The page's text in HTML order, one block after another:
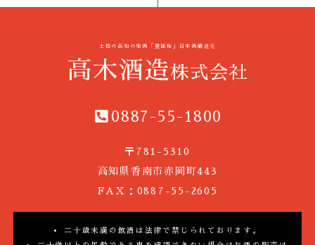
土佐の高知の地酒「豊能梅」日本酒醸造元
高木酒造株式会社
0887-55-1800
〒781-5310
高知県香南市赤岡町443
FAX：0887-55-2605
二十歳未満の飲酒は法律で禁じられております。